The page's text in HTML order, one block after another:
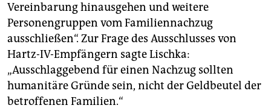
Vereinbarung hinausgehen und weitere
Personengruppen vom Familiennachzug
ausschließen“. Zur Frage des Ausschlusses von
Hartz-IV-Empfängern sagte Lischka:
„Ausschlaggebend für einen Nachzug sollten
humanitäre Gründe sein, nicht der Geldbeutel der
betroffenen Familien.“